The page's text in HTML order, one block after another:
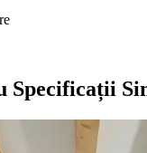
Specificații